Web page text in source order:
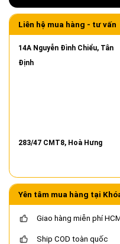
Liên hệ mua hàng - tư vấn
14A Nguyễn Đình Chiểu, Tân
Định
283/47 CMT8, Hoà Hưng
Yên tâm mua hàng tại
Giao hàng miễn phí
Ship COD toàn quốc